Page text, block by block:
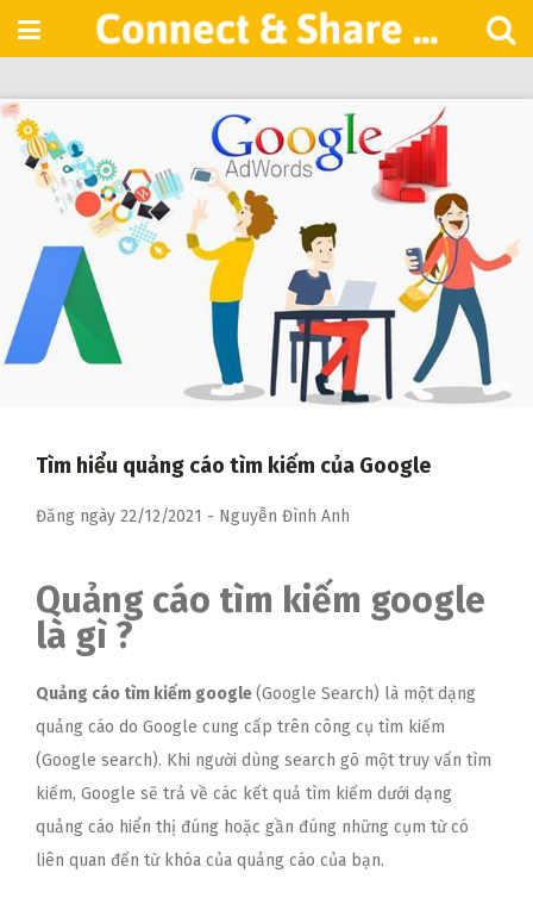
Tìm hiểu quảng cáo tìm kiếm của Google
Đăng ngày 22/12/2021 - Nguyễn Đình Anh
Quảng cáo tìm kiếm google
là gì ?
Quảng cáo tìm kiếm google(Google Search) là một dạng
quảng cáo do Google cung cấp trên công cụ tìm kiếm
(Google search). Khi người dùng search gõ một truy vấn tìm
kiếm, Google sẽ trả về các kết quả tìm kiếm dưới dạng
quảng cáo hiển thị đúng hoặc gần đúng những cụm từ có
liên quan đến từ khóa của quảng cáo của bạn.